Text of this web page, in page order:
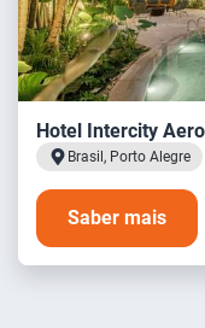
Hotel Intercity
Brasil, Porto Alegre
Saber mais